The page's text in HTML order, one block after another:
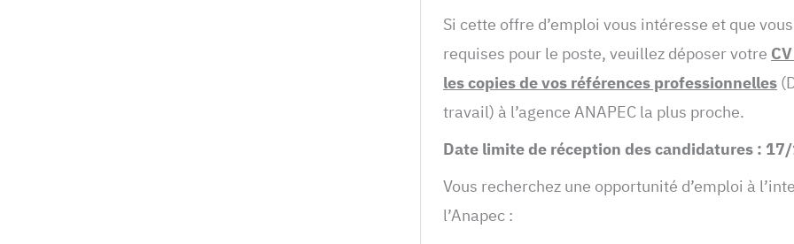
Si cette offre d’emploi vous intéresse et que
requises pour le poste, veuillez déposer votre
les copies de vos références professionnelles
travail) à l’agence ANAPEC la plus proche.
Date limite de réception des candidatures :
Vous recherchez une opportunité d’emploi à
l’Anapec :